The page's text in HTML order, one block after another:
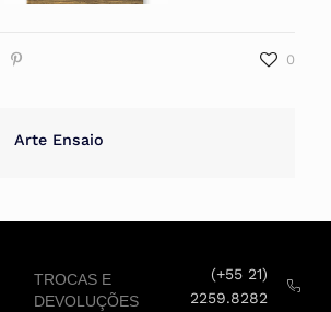
0
Arte Ensaio
TROCAS E
DEVOLUÇÕES
(+55 21)
2259.8282